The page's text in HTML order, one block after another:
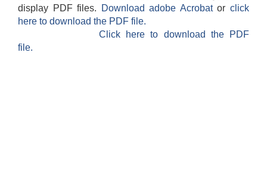
display PDF files.
Download adobe Acrobatorclick
here to download the PDF file.
Click here to download the PDF
file.